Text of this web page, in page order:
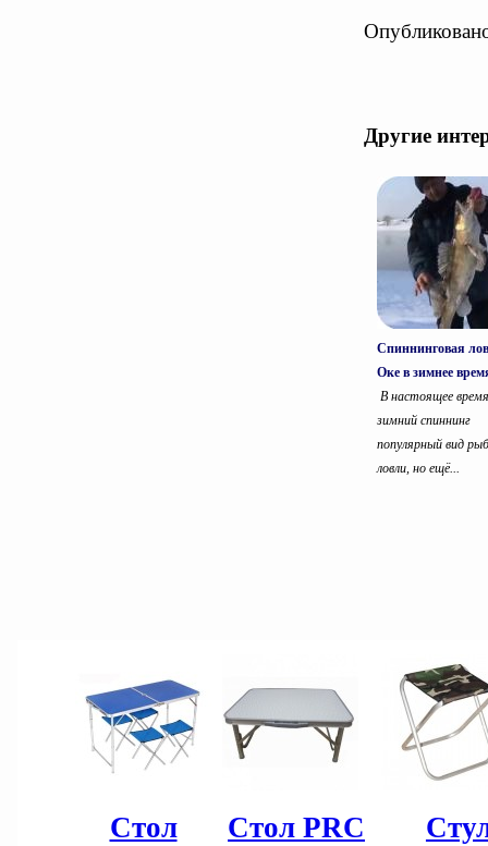
Другие
Спиннинговая
Оке в зимнее
В настоящее время
зимний спиннинг
популярный вид
ловли, но ещё...